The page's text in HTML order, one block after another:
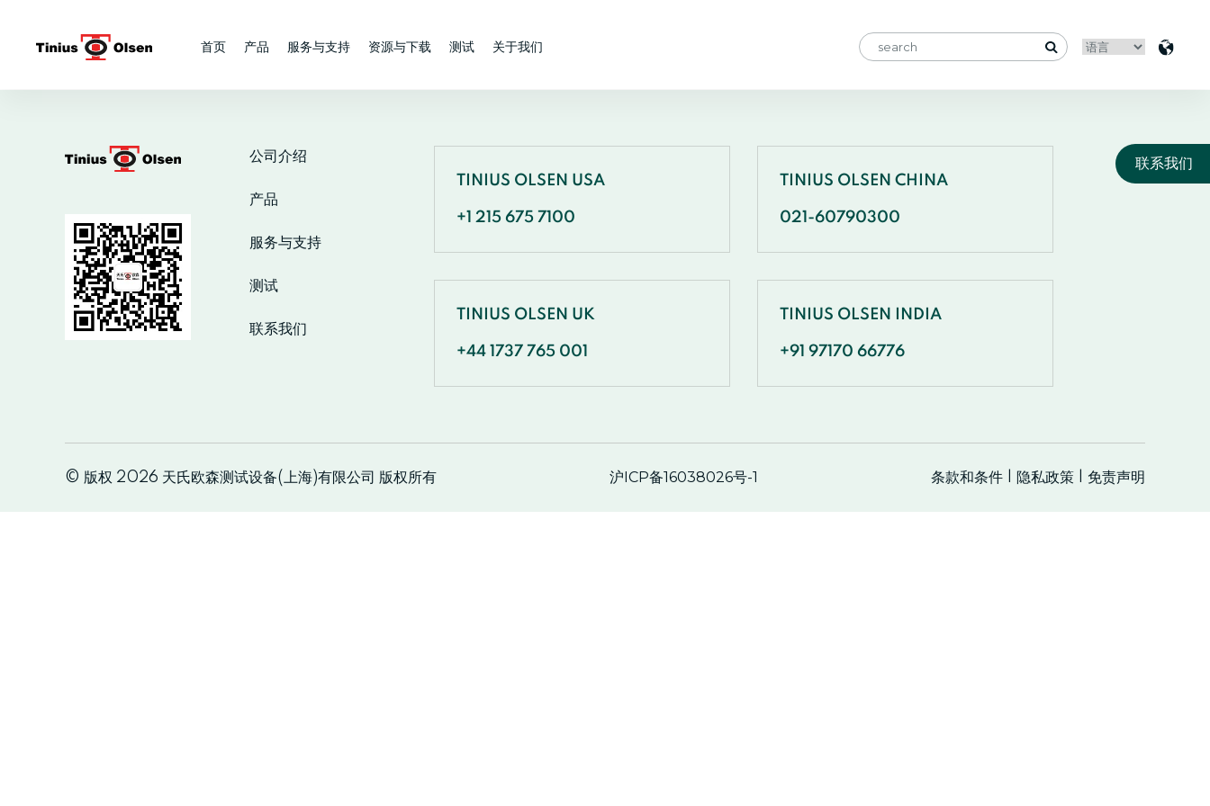
首页 产品 服务与支持 资源与下载 测试 关于我们
公司介绍
产品
服务与支持
测试
联系我们
TINIUS OLSEN USA
+1 215 675 7100
TINIUS OLSEN UK
+44 1737 765 001
TINIUS OLSEN CHINA
021-60790300
TINIUS OLSEN INDIA
+91 97170 66776
© 版权 2026 天氏欧森测试设备(上海)有限公司 版权所有 沪ICP备16038026号-1 条款和条件 隐私政策 免责声明
联系我们